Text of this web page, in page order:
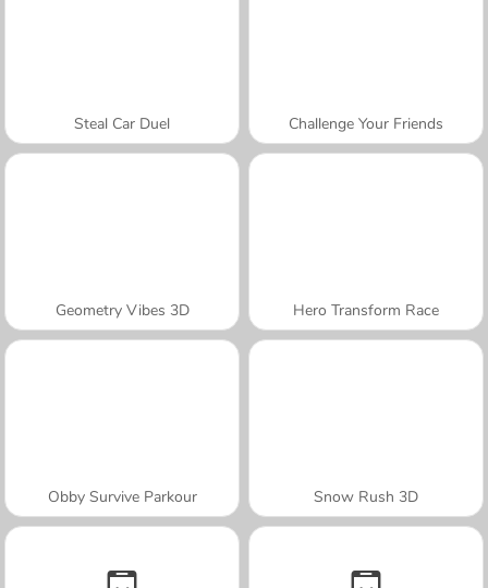
Steal Car Duel Challenge Your Friends
Geometry Vibes 3D Hero Transform Race
Obby Survive Parkour Snow Rush 3D